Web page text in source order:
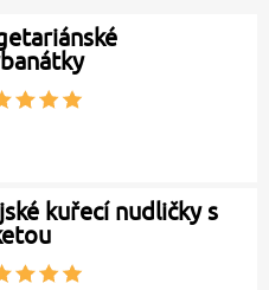
kuřecí nudličky s